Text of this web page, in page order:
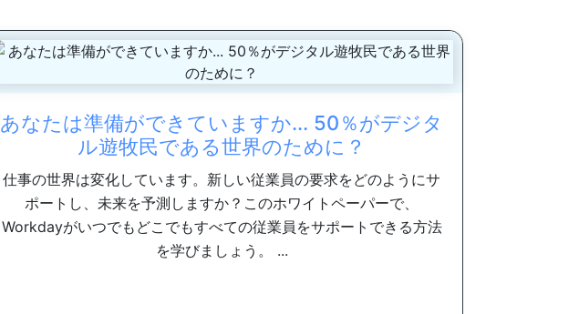
あなたは準備ができていますか... 50％がデジタ
ル遊牧民である世界のために？
仕事の世界は変化しています。新しい従業員の要求をどのようにサ
ポートし、未来を予測しますか？このホワイトペーパーで、
Workdayがいつでもどこでもすべての従業員をサポートできる方法
を学びましょう。 ...